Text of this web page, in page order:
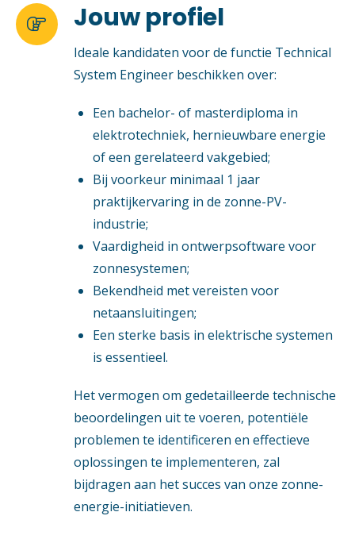
 Jouw profiel
Ideale kandidaten voor de functie Technical
System Engineer beschikken over:
Een bachelor- of masterdiploma in
elektrotechniek, hernieuwbare energie
of een gerelateerd vakgebied;
Bij voorkeur minimaal 1 jaar
praktijkervaring in de zonne-PV-
industrie;
Vaardigheid in ontwerpsoftware voor
zonnesystemen;
Bekendheid met vereisten voor
netaansluitingen;
Een sterke basis in elektrische systemen
is essentieel.
Het vermogen om gedetailleerde technische
beoordelingen uit te voeren, potentiële
problemen te identificeren en effectieve
oplossingen te implementeren, zal
bijdragen aan het succes van onze zonne-
energie-initiatieven.